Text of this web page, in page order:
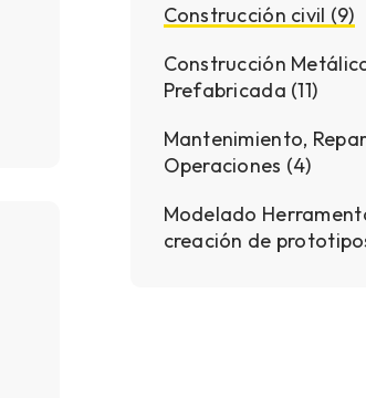
Construcción civil (9)
Construcción
Prefabricada (11)
Mantenimiento,
Operaciones (4)
Modelado
creación de